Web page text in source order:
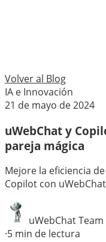
Volver al Blog
IA e Innovación
21 de mayo de 2024
uWebChat y
pareja mágica
Mejore la eficiencia
Copilot con
uWebChat Team
·5 min de lectura